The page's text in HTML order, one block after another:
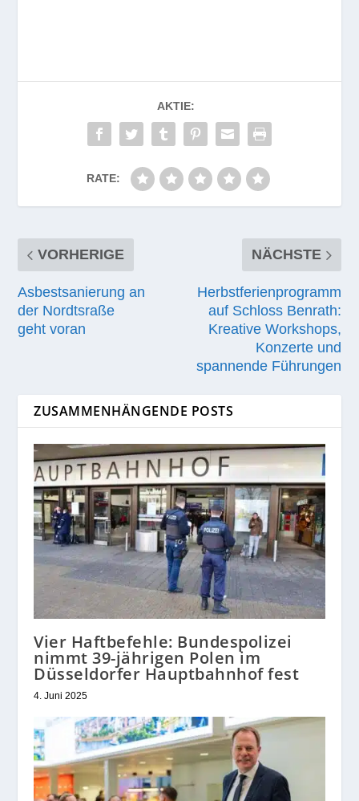
AKTIE:
RATE:
VORHERIGE
Asbestsanierung an
der Nordtsraße
geht voran
NÄCHSTE
Herbstferienprogramm
auf Schloss Benrath:
Kreative Workshops,
Konzerte und
spannende Führungen
ZUSAMMENHÄNGENDE POSTS
Vier Haftbefehle: Bundespolizei
nimmt 39-jährigen Polen im
Düsseldorfer Hauptbahnhof fest
4. Juni 2025